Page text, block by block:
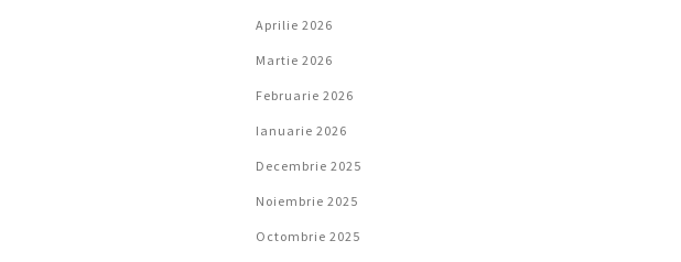
Aprilie 2026
Martie 2026
Februarie 2026
Ianuarie 2026
Decembrie 2025
Noiembrie 2025
Octombrie 2025